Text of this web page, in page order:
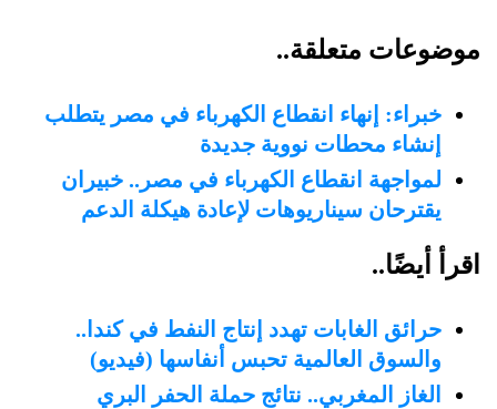
موضوعات متعلقة..
خبراء: إنهاء انقطاع الكهرباء في مصر يتطلب
إنشاء محطات نووية جديدة
لمواجهة انقطاع الكهرباء في مصر.. خبيران
يقترحان سيناريوهات لإعادة هيكلة الدعم
اقرأ أيضًا..
حرائق الغابات تهدد إنتاج النفط في كندا..
والسوق العالمية تحبس أنفاسها (فيديو)
الغاز المغربي.. نتائج حملة الحفر البري